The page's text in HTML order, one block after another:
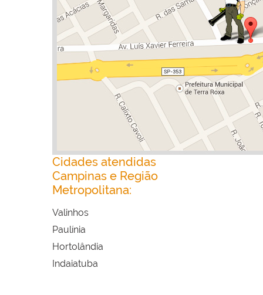
Cidades atendidas
Campinas e Região
Metropolitana:
Valinhos
Paulínia
Hortolândia
Indaiatuba